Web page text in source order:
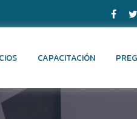
CAPACITACIÓN